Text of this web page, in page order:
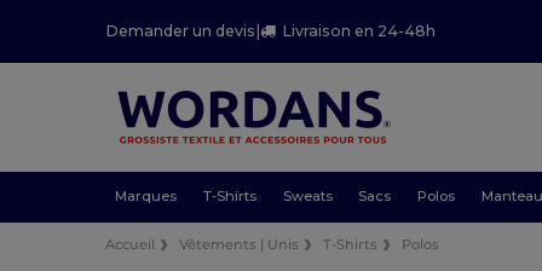
Demander un devis | Livraison en 24-48h
Marques T-Shirts Sweats Sacs Polos
Accueil Vêtements | Unis T-Shirts Polos